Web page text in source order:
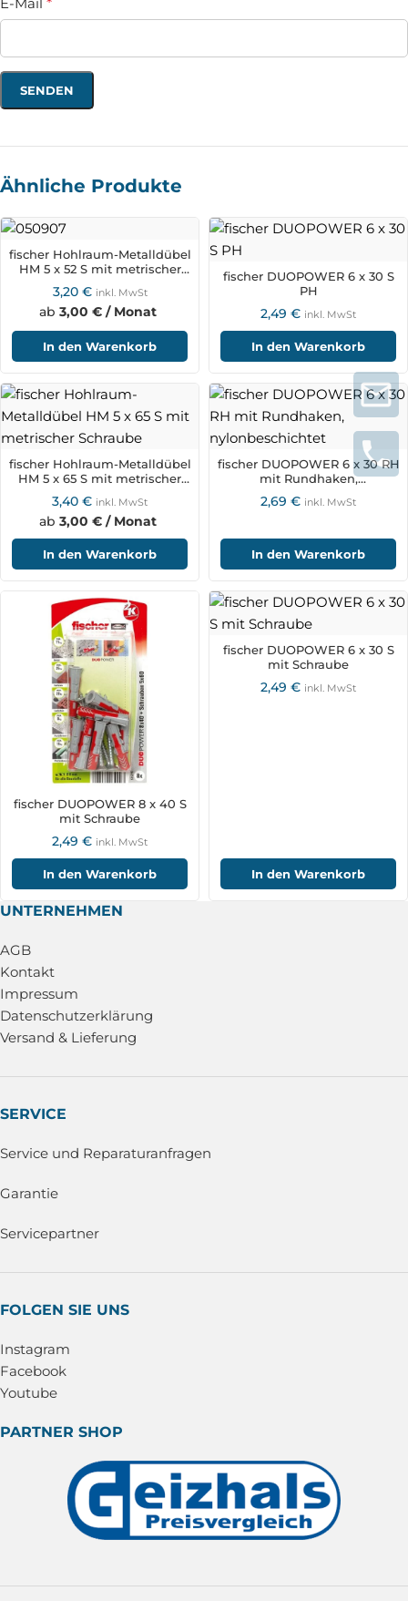
Ähnliche Produkte
fischer Hohlraum-Metalldübel
HM 5 x 52 S mit metrischer
3,20 € inkl. MwSt
ab 3,00 € / Monat
In den Warenkorb
fischer DUOPOWER 6 x 30 S
PH
2,49 € inkl. MwSt
In den Warenkorb
fischer Hohlraum-Metalldübel
HM 5 x 65 S mit metrischer
3,40 € inkl. MwSt
ab 3,00 € / Monat
In den Warenkorb
fischer DUOPOWER 6 x 30 RH
mit Rundhaken,
2,69 € inkl. MwSt
In den Warenkorb
fischer DUOPOWER 8 x 40 S
mit Schraube
2,49 € inkl. MwSt
In den Warenkorb
fischer DUOPOWER 6 x 30 S
mit Schraube
2,49 € inkl. MwSt
In den Warenkorb
UNTERNEHMEN
AGB
Kontakt
Impressum
Datenschutzerklärung
Versand & Lieferung
SERVICE
Service und Reparaturanfragen
Garantie
Servicepartner
FOLGEN SIE UNS
Instagram
Facebook
Youtube
PARTNER SHOP